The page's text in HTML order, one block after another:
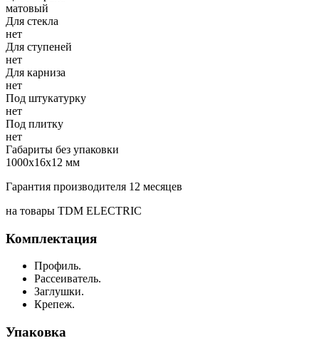
матовый
Для стекла
нет
Для ступеней
нет
Для карниза
нет
Под штукатурку
нет
Под плитку
нет
Габариты без упаковки
1000х16х12 мм
Гарантия производителя 12 месяцев
на товары TDM ELECTRIC
Комплектация
Профиль.
Рассеиватель.
Заглушки.
Крепеж.
Упаковка